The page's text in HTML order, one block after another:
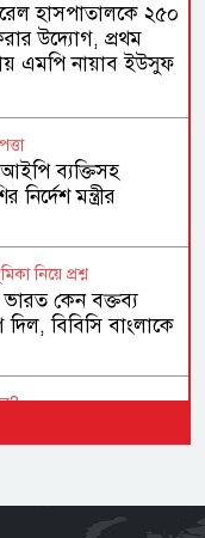
হাসপাতালকে ২৫০
উদ্যোগ, প্রথম
এমপি নায়াব ইউসুফ
ব্যক্তিসহ
নির্দেশ মন্ত্রীর
নিয়ে প্রশ্ন
ভারত কেন বক্তব্য
বিবিসি বাংলাকে
সাদ্দামের কল রেকর্ড